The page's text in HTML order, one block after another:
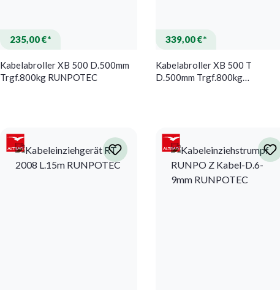
235,00 €*
Kabelabroller XB 500 D.500mm
Trgf.800kg RUNPOTEC
339,00 €*
Kabelabroller XB 500 T
D.500mm Trgf.800kg